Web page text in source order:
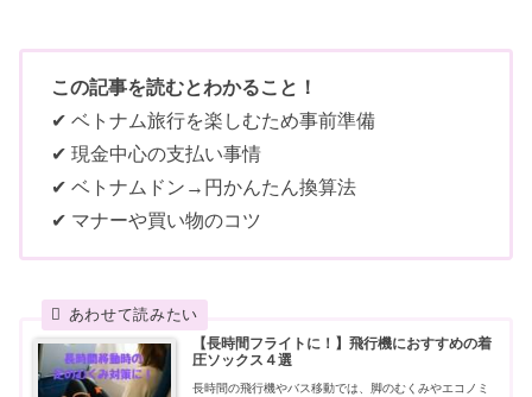
この記事を読むとわかること！
✔ ベトナム旅行を楽しむため事前準備
✔ 現金中心の支払い事情
✔ ベトナムドン→円かんたん換算法
✔ マナーや買い物のコツ
【長時間フライトに！】飛行機におすすめの着
圧ソックス４選
長時間の飛行機やバス移動では、脚のむくみやエコノミ